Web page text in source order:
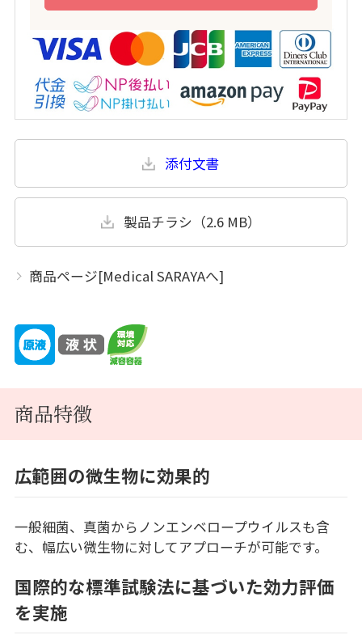
添付文書
製品チラシ（2.6 MB）
商品ページ[Medical SARAYAへ]
商品特徴
広範囲の微生物に効果的
一般細菌、真菌からノンエンベロープウイルスも含
む、幅広い微生物に対してアプローチが可能です。
国際的な標準試験法に基づいた効力評価
を実施